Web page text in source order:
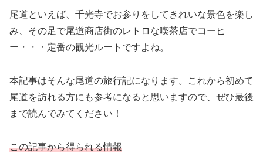
尾道といえば、千光寺でお参りをしてきれいな景色を楽し
み、その足で尾道商店街のレトロな喫茶店でコーヒ
ー・・・定番の観光ルートですよね。
本記事はそんな尾道の旅行記になります。これから初めて
尾道を訪れる方にも参考になると思いますので、ぜひ最後
まで読んでみてください！
この記事から得られる情報